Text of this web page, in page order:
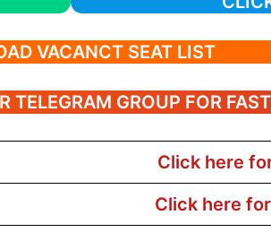
VACANCT SEAT LIST
TELEGRAM GROUP FOR
Click here
Click here